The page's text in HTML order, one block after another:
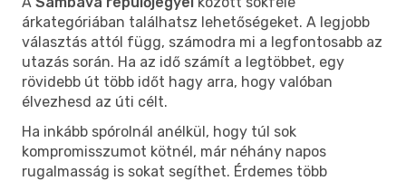
árkategóriában találhatsz lehetőségeket. A legjobb
választás attól függ, számodra mi a legfontosabb az
utazás során. Ha az idő számít a legtöbbet, egy
rövidebb út több időt hagy arra, hogy valóban
élvezhesd az úti célt.
Ha inkább spórolnál anélkül, hogy túl sok
kompromisszumot kötnél, már néhány napos
rugalmasság is sokat segíthet. Érdemes több